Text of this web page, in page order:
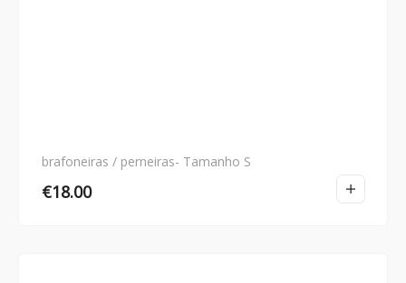
brafoneiras / perneiras- Tamanho S
€18.00